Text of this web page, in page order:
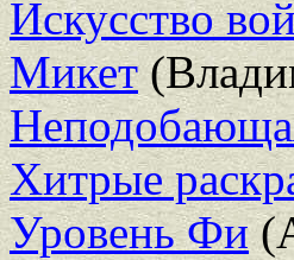
Искусство
Микет
Хитрые
Уровень Фи